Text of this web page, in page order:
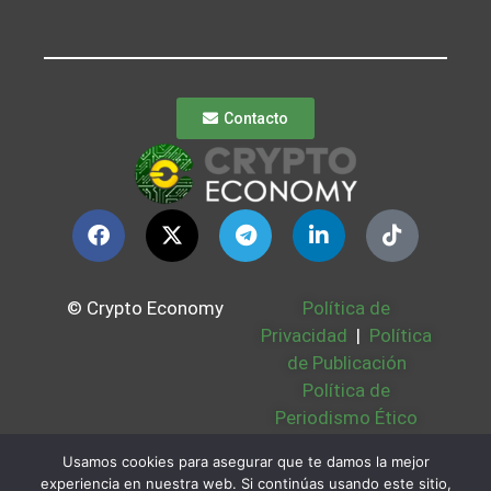
Contacto
© Crypto Economy
Política de
Privacidad | Política
de Publicación
Política de
Periodismo Ético
Bases Legales |
Usamos cookies para asegurar que te damos la mejor
experiencia en nuestra web. Si continúas usando este sitio,